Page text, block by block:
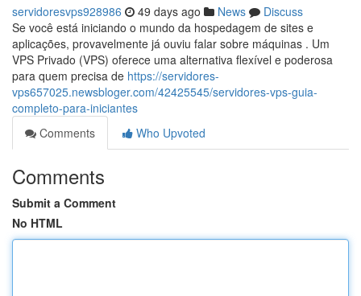
servidoresvps928986 49 days ago News
Discuss
Se você está iniciando o mundo da hospedagem de sites e
aplicações, provavelmente já ouviu falar sobre máquinas . Um
VPS Privado (VPS) oferece uma alternativa flexível e poderosa
para quem precisa de https://servidores-
vps657025.newsbloger.com/42425545/servidores-vps-guia-
completo-para-iniciantes
Comments
Who Upvoted
Comments
Submit a Comment
No HTML